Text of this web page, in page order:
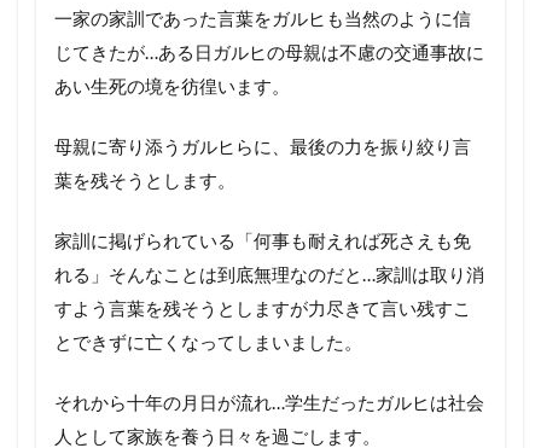
一家の家訓であった言葉をガルヒも当然のように信
じてきたが…ある日ガルヒの母親は不慮の交通事故に
あい生死の境を彷徨います。
母親に寄り添うガルヒらに、最後の力を振り絞り言
葉を残そうとします。
家訓に掲げられている「何事も耐えれば死さえも免
れる」そんなことは到底無理なのだと…家訓は取り消
すよう言葉を残そうとしますが力尽きて言い残すこ
とできずに亡くなってしまいました。
それから十年の月日が流れ…学生だったガルヒは社会
人として家族を養う日々を過ごします。